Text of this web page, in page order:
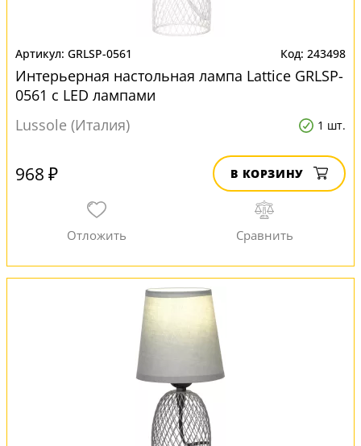
GRLSP-0561 243498
Интерьерная настольная лампа Lattice GRLSP-
0561 с LED лампами
Lussole (Италия)
1 шт.
968 ₽ В КОРЗИНУ